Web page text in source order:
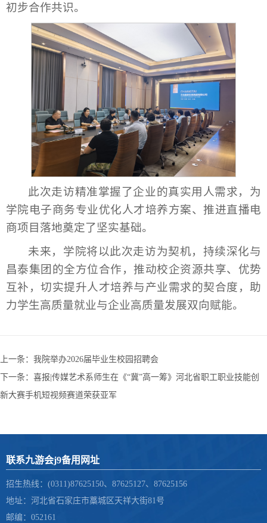
初步合作共识。
此次走访精准掌握了企业的真实用人需求，为
学院电子商务专业优化人才培养方案、推进直播电
商项目落地奠定了坚实基础。
未来，学院将以此次走访为契机，持续深化与
昌泰集团的全方位合作，推动校企资源共享、优势
互补，切实提升人才培养与产业需求的契合度，助
力学生高质量就业与企业高质量发展双向赋能。
上一条： 我院举办2026届毕业生校园招聘会
下一条： 喜报|传媒艺术系师生在《“冀”高一筹》河北省职工职业技能创
新大赛手机短视频赛道荣获亚军
联系九游会j9备用网址
招生热线：(0311)87625150、87625127、87625156
地址：河北省石家庄市藁城区天祥大街81号
邮编：052161